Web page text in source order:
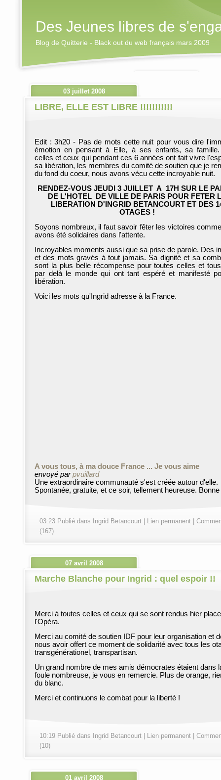
Des Jeunes libres de
Blog de Quitterie - Black out du web français mars 2009
03 juillet 2008
LIBRE, ELLE EST LIBRE !!!!!!!!!!!
Edit : 3h20 - Pas de mots cette nuit pour vous dire
émotion en pensant à Elle, à ses enfants, sa
celles et ceux qui pendant ces 6 années ont fait vivre
sa libération, les membres du comité de soutien que je
du fond du coeur, nous avons vécu cette incroyable nuit.
RENDEZ-VOUS JEUDI 3 JUILLET A 17H SUR LE
DE L'HOTEL DE VILLE DE PARIS POUR FETER
LIBERATION D'INGRID BETANCOURT ET DES
OTAGES !
Soyons nombreux, il faut savoir fêter les victoires
avons été solidaires dans l'attente.
Incroyables moments aussi que sa prise de parole. Des
et des mots gravés à tout jamais. Sa dignité et sa
sont la plus belle récompense pour toutes celles et
par delà le monde qui ont tant espéré et manifesté
libération.
Voici les mots qu'Ingrid adresse à la France.
A vous tous, à ma douce France ... Je vous aime
envoyé parpvuillard
Une extraordinaire communauté s'est créée autour d'elle.
Spontanée, gratuite, et ce soir, tellement heureuse.
03:23 Publié dans Ingrid Betancourt Lien permanent
(167)
07 avril 2008
Marche Blanche pour Ingrid : quel espoir !!
Merci à toutes celles et ceux qui se sont rendus hier
l'Opéra.
Merci au comité de soutien IDF pour leur organisation et
nous avoir offert ce moment de solidarité avec tous les
transgénérationel, transpartisan.
Un grand nombre de mes amis démocrates étaient dans
foule nombreuse, je vous en remercie. Plus de orange,
du blanc.
Merci et continuons le combat pour la liberté !
10:19 Publié dans Ingrid Betancourt Lien permanent
(10)
01 avril 2008